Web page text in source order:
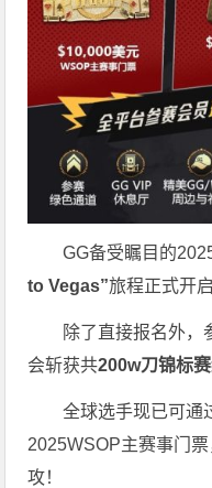
GG备受瞩目的
to Vegas”旅程正式开启
除了直接报名外，
会斩获共200w刀锦标
全球选手现已可通
2025WSOP主赛事门
攻！